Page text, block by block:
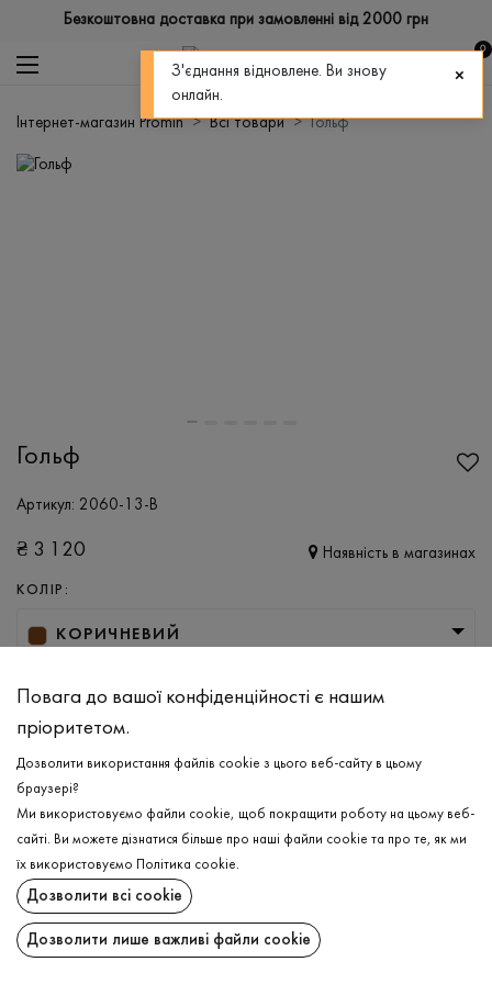
Безкоштовна доставка при замовленні від 2000 грн
0
Інтернет-магазин Promin Всі товари Гольф
Гольф
Артикул: 2060-13-B
₴ 3 120 Наявність в магазинах
КОЛІР:
КОРИЧНЕВИЙ
ОБЕРІТЬ РОЗМІР
Гольф
ДОДАТИ ДО КОШИКА
ОПИС
Повага до вашої конфіденційності є нашим
пріоритетом.
Дозволити використання файлів cookie з цього веб-сайту в цьому
браузері?
Ми використовуємо файли cookie, щоб покращити роботу на цьому веб-
сайті. Ви можете дізнатися більше про наші файли cookie та про те, як ми
їх використовуємо
Політика cookie.
Дозволити всі cookie
Дозволити лише важливі файли cookie
З'єднання відновлене. Ви знову
онлайн.